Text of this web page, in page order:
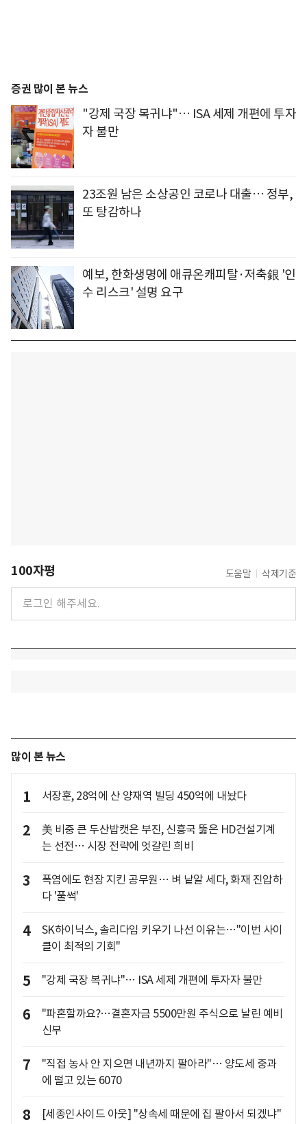
증권 많이 본 뉴스
"강제 국장 복귀냐"… ISA 세제 개편에 투자
자 불만
23조원 남은 소상공인 코로나 대출… 정부,
또 탕감하나
예보, 한화생명에 애큐온캐피탈·저축銀 '인
수 리스크' 설명 요구
100자평 도움말 삭제기준
많이 본 뉴스
1 서장훈, 28억에 산 양재역 빌딩 450억에 내놨다
2
美 비중 큰 두산밥캣은 부진, 신흥국 뚫은 HD건설기계
는 선전… 시장 전략에 엇갈린 희비
3
폭염에도 현장 지킨 공무원… 벼 낱알 세다, 화재 진압하
다 '풀썩'
4
SK하이닉스, 솔리다임 키우기 나선 이유는…"이번 사이
클이 최적의 기회"
5 "강제 국장 복귀냐"… ISA 세제 개편에 투자자 불만
6
"파혼할까요?…결혼자금 5500만원 주식으로 날린 예비
신부
7
"직접 농사 안 지으면 내년까지 팔아라"… 양도세 중과
에 떨고 있는 6070
8
[세종인사이드 아웃] "상속세 때문에 집 팔아서 되겠냐"